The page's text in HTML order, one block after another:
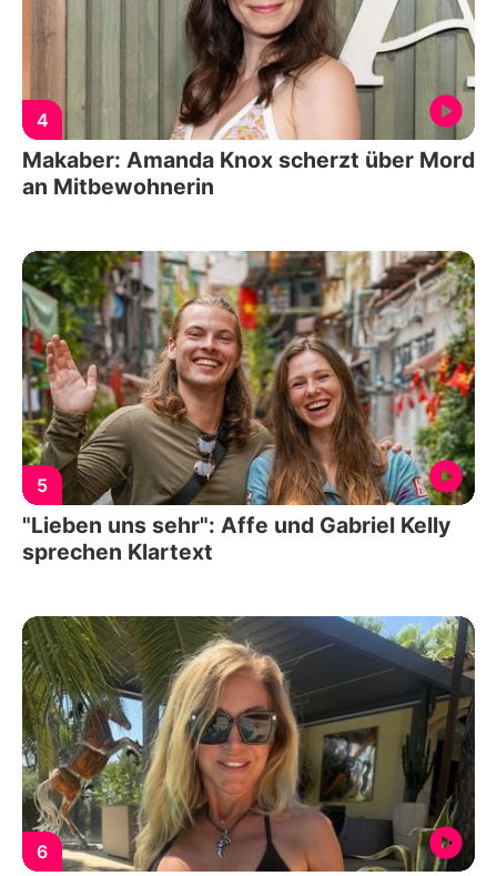
4
Makaber: Amanda Knox scherzt über Mord
an Mitbewohnerin
5
"Lieben uns sehr": Affe und Gabriel Kelly
sprechen Klartext
6